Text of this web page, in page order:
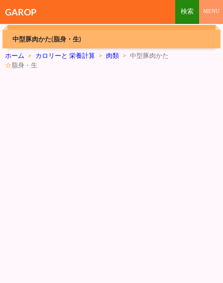
GAROP
中型豚肉かた(脂身・生)
ホーム > カロリーと 栄養計算 > 肉類 > 中型豚肉かた
☆脂身・生